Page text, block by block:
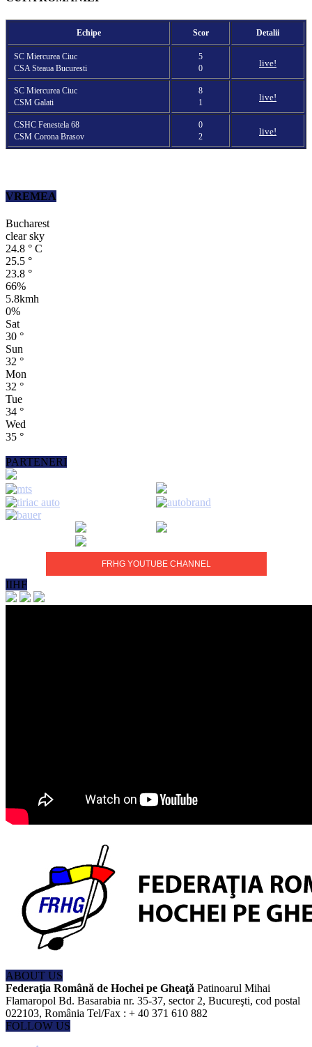
Echipe Scor Detalii
SC Miercurea Ciuc
CSA Steaua Bucuresti
5
0
live!
SC Miercurea Ciuc
CSM Galati
8
1
live!
CSHC Fenestela 68
CSM Corona Brasov
0
2
live!
VREMEA
Bucharest
clear sky
24.8 ° C
25.5 °
23.8 °
66%
5.8kmh
0%
Sat
30 °
Sun
32 °
Mon
32 °
Tue
34 °
Wed
35 °
PARTENERI
FRHG YOUTUBE CHANNEL
IIHF
ABOUT US
Federaţia Română de Hochei pe Gheaţă Patinoarul Mihai
Flamaropol Bd. Basarabia nr. 35-37, sector 2, Bucureşti, cod postal
022103, România Tel/Fax : + 40 371 610 882
FOLLOW US